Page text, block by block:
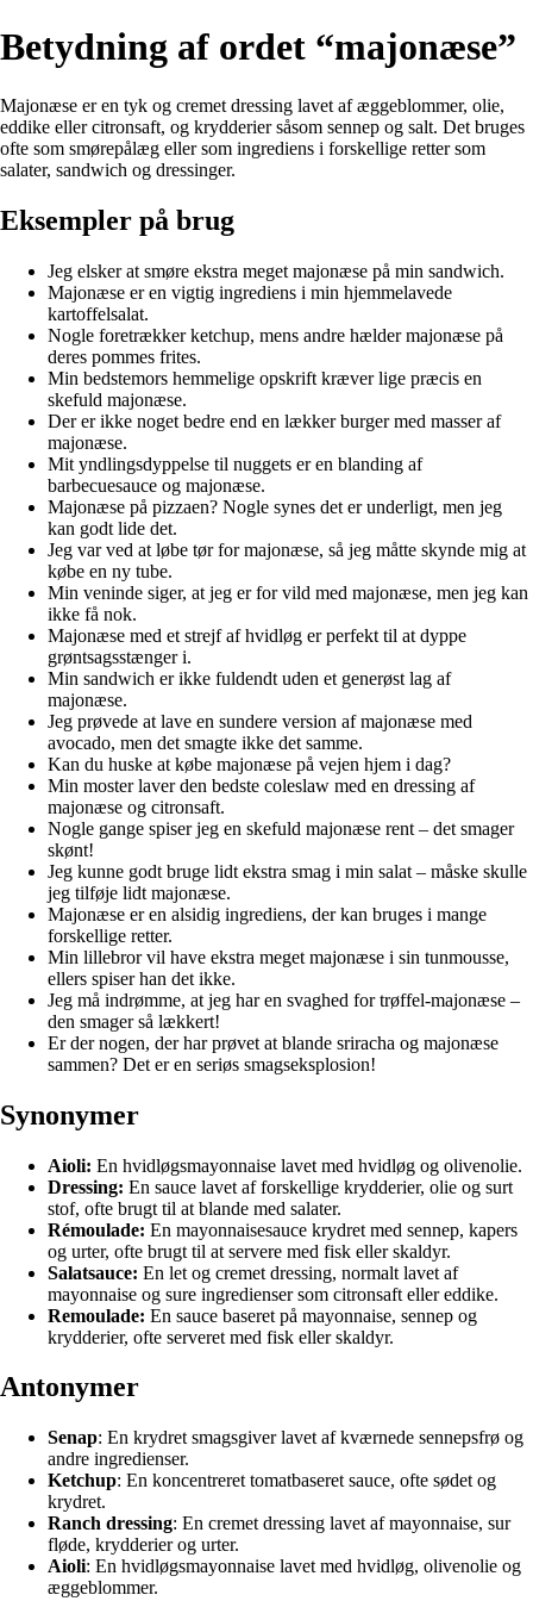
Betydning af ordet “majonæse”
Majonæse er en tyk og cremet dressing lavet af æggeblommer, olie,
eddike eller citronsaft, og krydderier såsom sennep og salt. Det bruges
ofte som smørepålæg eller som ingrediens i forskellige retter som
salater, sandwich og dressinger.
Eksempler på brug
Jeg elsker at smøre ekstra meget majonæse på min sandwich.
Majonæse er en vigtig ingrediens i min hjemmelavede
kartoffelsalat.
Nogle foretrækker ketchup, mens andre hælder majonæse på
deres pommes frites.
Min bedstemors hemmelige opskrift kræver lige præcis en
skefuld majonæse.
Der er ikke noget bedre end en lækker burger med masser af
majonæse.
Mit yndlingsdyppelse til nuggets er en blanding af
barbecuesauce og majonæse.
Majonæse på pizzaen? Nogle synes det er underligt, men jeg
kan godt lide det.
Jeg var ved at løbe tør for majonæse, så jeg måtte skynde mig at
købe en ny tube.
Min veninde siger, at jeg er for vild med majonæse, men jeg kan
ikke få nok.
Majonæse med et strejf af hvidløg er perfekt til at dyppe
grøntsagsstænger i.
Min sandwich er ikke fuldendt uden et generøst lag af
majonæse.
Jeg prøvede at lave en sundere version af majonæse med
avocado, men det smagte ikke det samme.
Kan du huske at købe majonæse på vejen hjem i dag?
Min moster laver den bedste coleslaw med en dressing af
majonæse og citronsaft.
Nogle gange spiser jeg en skefuld majonæse rent – det smager
skønt!
Jeg kunne godt bruge lidt ekstra smag i min salat – måske skulle
jeg tilføje lidt majonæse.
Majonæse er en alsidig ingrediens, der kan bruges i mange
forskellige retter.
Min lillebror vil have ekstra meget majonæse i sin tunmousse,
ellers spiser han det ikke.
Jeg må indrømme, at jeg har en svaghed for trøffel-majonæse –
den smager så lækkert!
Er der nogen, der har prøvet at blande sriracha og majonæse
sammen? Det er en seriøs smagseksplosion!
Synonymer
Aioli: En hvidløgsmayonnaise lavet med hvidløg og olivenolie.
Dressing: En sauce lavet af forskellige krydderier, olie og surt
stof, ofte brugt til at blande med salater.
Rémoulade: En mayonnaisesauce krydret med sennep, kapers
og urter, ofte brugt til at servere med fisk eller skaldyr.
Salatsauce: En let og cremet dressing, normalt lavet af
mayonnaise og sure ingredienser som citronsaft eller eddike.
Remoulade: En sauce baseret på mayonnaise, sennep og
krydderier, ofte serveret med fisk eller skaldyr.
Antonymer
Senap: En krydret smagsgiver lavet af kværnede sennepsfrø og
andre ingredienser.
Ketchup: En koncentreret tomatbaseret sauce, ofte sødet og
krydret.
Ranch dressing: En cremet dressing lavet af mayonnaise, sur
fløde, krydderier og urter.
Aioli: En hvidløgsmayonnaise lavet med hvidløg, olivenolie og
æggeblommer.